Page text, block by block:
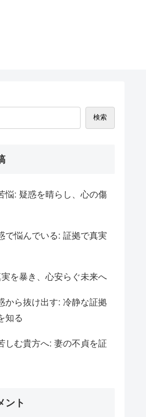
検索
悩: 疑惑を晴らし、心の傷
で悩んでいる: 証拠で真実
を暴き、心安らぐ未来へ
から抜け出す: 冷静な証拠
知る
しむ貴方へ: 妻の不貞を証
ント